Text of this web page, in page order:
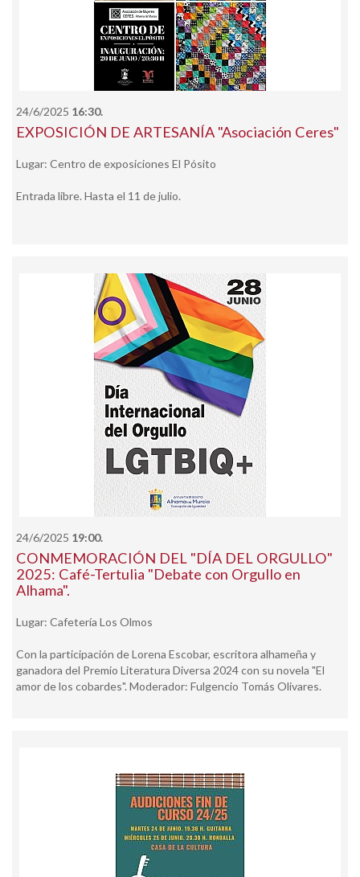
24/6/2025 16:30.
EXPOSICIÓN DE ARTESANÍA "Asociación Ceres"
Lugar: Centro de exposiciones El Pósito
Entrada libre. Hasta el 11 de julio.
24/6/2025 19:00.
CONMEMORACIÓN DEL "DÍA DEL ORGULLO"
2025: Café-Tertulia "Debate con Orgullo en
Alhama".
Lugar: Cafetería Los Olmos
Con la participación de Lorena Escobar, escritora alhameña y
ganadora del Premio Literatura Diversa 2024 con su novela "El
amor de los cobardes". Moderador: Fulgencio Tomás Olivares.